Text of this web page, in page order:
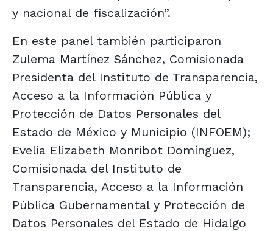
y nacional de fiscalización”.
En este panel también participaron
Zulema Martínez Sánchez, Comisionada
Presidenta del Instituto de Transparencia,
Acceso a la Información Pública y
Protección de Datos Personales del
Estado de México y Municipio (INFOEM);
Evelia Elizabeth Monribot Domínguez,
Comisionada del Instituto de
Transparencia, Acceso a la Información
Pública Gubernamental y Protección de
Datos Personales del Estado de Hidalgo